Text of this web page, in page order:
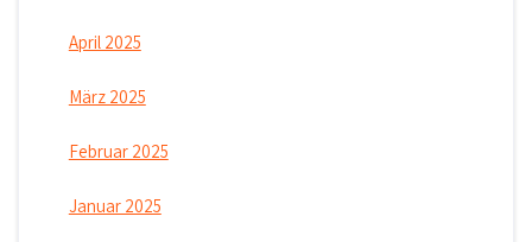
April 2025
März 2025
Februar 2025
Januar 2025